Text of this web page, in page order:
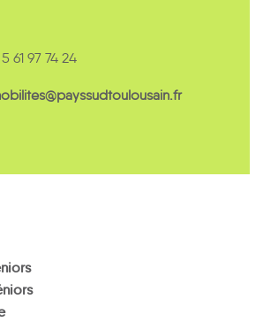
61 97 74 24